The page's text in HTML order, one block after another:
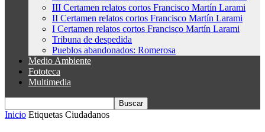
III Certamen relatos cortos Francisco Martín Larami
II Certamen relatos cortos Francisco Martín Larami
I Certamen relatos cortos Francisco Martín Larami
Tribuna de despedida
Pueblos abandonados: Romerosa
Medio Ambiente
Fototeca
Multimedia
Inicio Etiquetas Ciudadanos